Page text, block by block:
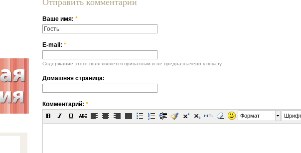
Ваше имя: *
E-mail: *
Содержание этого поля является приватным и не предназначено к показу.
Домашняя страница:
Комментарий: *
Формат